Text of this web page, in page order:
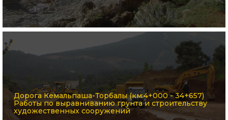
Дорога Кемальпаша-Торбалы (км:4+000 - 34+657)
Работы по выравниванию грунта и строительству
художественных сооружений